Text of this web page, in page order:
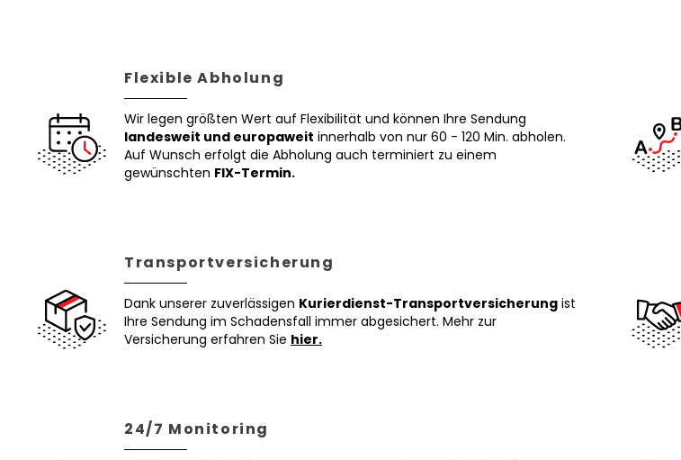
Flexible Abholung
Wir legen größten Wert auf Flexibilität und können Ihre Sendung
landesweit und europaweit innerhalb von nur 60 - 120 Min. abholen.
Auf Wunsch erfolgt die Abholung auch terminiert zu einem
gewünschten FIX-Termin.
Transportversicherung
Dank unserer zuverlässigen Kurierdienst-Transportversicherung ist
Ihre Sendung im Schadensfall immer abgesichert. Mehr zur
Versicherung erfahren Sie hier.
24/7 Monitoring